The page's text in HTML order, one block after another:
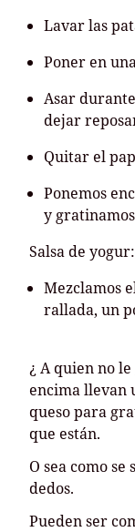
Lavar las
Poner en
Asar
dejar
Quitar el
Ponemos
y
Salsa de yogur:
Mezclamos
rallada, un
¿ A quien no le
encima llevan
queso para
que están.
O sea como
dedos.
Pueden ser